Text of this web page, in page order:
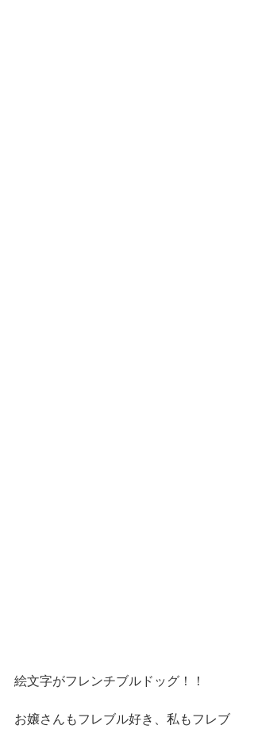
絵文字がフレンチブルドッグ！！
お嬢さんもフレブル好き、私もフレブ